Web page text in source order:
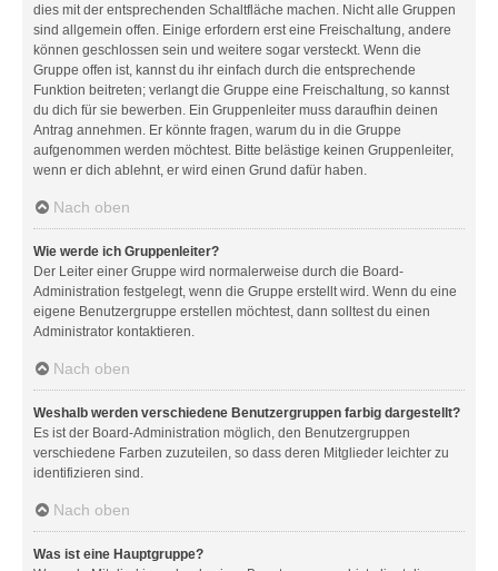
dies mit der entsprechenden Schaltfläche machen. Nicht alle Gruppen
sind allgemein offen. Einige erfordern erst eine Freischaltung, andere
können geschlossen sein und weitere sogar versteckt. Wenn die
Gruppe offen ist, kannst du ihr einfach durch die entsprechende
Funktion beitreten; verlangt die Gruppe eine Freischaltung, so kannst
du dich für sie bewerben. Ein Gruppenleiter muss daraufhin deinen
Antrag annehmen. Er könnte fragen, warum du in die Gruppe
aufgenommen werden möchtest. Bitte belästige keinen Gruppenleiter,
wenn er dich ablehnt, er wird einen Grund dafür haben.
Nach oben
Wie werde ich Gruppenleiter?
Der Leiter einer Gruppe wird normalerweise durch die Board-
Administration festgelegt, wenn die Gruppe erstellt wird. Wenn du eine
eigene Benutzergruppe erstellen möchtest, dann solltest du einen
Administrator kontaktieren.
Nach oben
Weshalb werden verschiedene Benutzergruppen farbig dargestellt?
Es ist der Board-Administration möglich, den Benutzergruppen
verschiedene Farben zuzuteilen, so dass deren Mitglieder leichter zu
identifizieren sind.
Nach oben
Was ist eine Hauptgruppe?